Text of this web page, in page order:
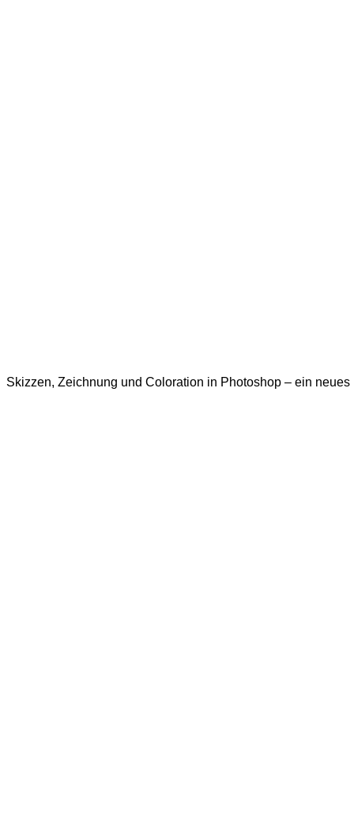
Skizzen, Zeichnung und Coloration in Photoshop – ein neues